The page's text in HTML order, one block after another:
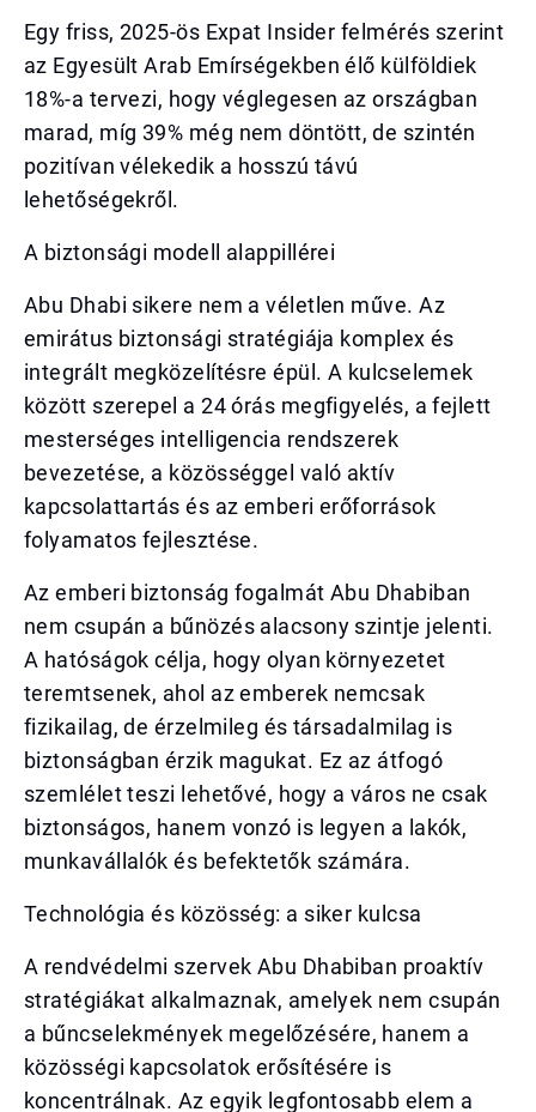
Egy friss, 2025-ös Expat Insider felmérés szerint
az Egyesült Arab Emírségekben élő külföldiek
18%-a tervezi, hogy véglegesen az országban
marad, míg 39% még nem döntött, de szintén
pozitívan vélekedik a hosszú távú
lehetőségekről.
A biztonsági modell alappillérei
Abu Dhabi sikere nem a véletlen műve. Az
emirátus biztonsági stratégiája komplex és
integrált megközelítésre épül. A kulcselemek
között szerepel a 24 órás megfigyelés, a fejlett
mesterséges intelligencia rendszerek
bevezetése, a közösséggel való aktív
kapcsolattartás és az emberi erőforrások
folyamatos fejlesztése.
Az emberi biztonság fogalmát Abu Dhabiban
nem csupán a bűnözés alacsony szintje jelenti.
A hatóságok célja, hogy olyan környezetet
teremtsenek, ahol az emberek nemcsak
fizikailag, de érzelmileg és társadalmilag is
biztonságban érzik magukat. Ez az átfogó
szemlélet teszi lehetővé, hogy a város ne csak
biztonságos, hanem vonzó is legyen a lakók,
munkavállalók és befektetők számára.
Technológia és közösség: a siker kulcsa
A rendvédelmi szervek Abu Dhabiban proaktív
stratégiákat alkalmaznak, amelyek nem csupán
a bűncselekmények megelőzésére, hanem a
közösségi kapcsolatok erősítésére is
koncentrálnak. Az egyik legfontosabb elem a